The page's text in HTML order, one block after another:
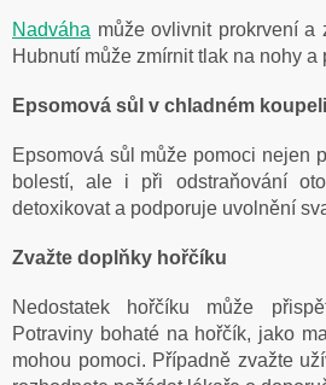
Nadváha může ovlivnit prokrvení a
Hubnutí může zmírnit tlak na nohy a
Epsomová sůl v chladném
Epsomová sůl může pomoci nejen
bolestí, ale i při odstraňování
detoxikovat a podporuje uvolnění
Zvažte doplňky hořčíku
Nedostatek hořčíku může
Potraviny bohaté na hořčík, jako
mohou pomoci. Případně zvažte